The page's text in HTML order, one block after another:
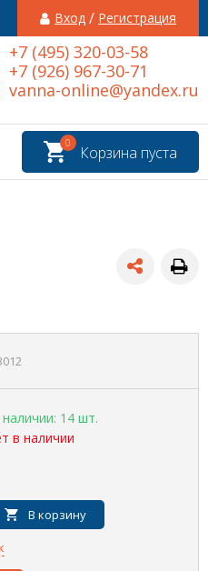
Вход / Регистрация
+7 (495) 320-03-58
+7 (926) 967-30-71
vanna-online@yandex.ru
Корзина пуста
0
14 шт.
в наличии
В корзину